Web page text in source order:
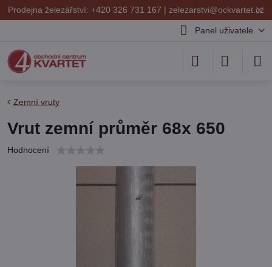
✕
Prodejna železářství: +420 326 731 167 | zelezarstvi@ockvartet.cz
Panel uživatele
Zemní vruty
Vrut zemní průměr 68x 650
Hodnocení